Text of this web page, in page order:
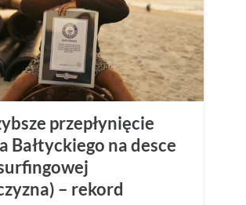
przepłynięcie
Bałtyckiego na desce
– rekord